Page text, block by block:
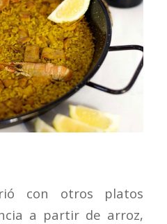
con otros platos
a partir de arroz,